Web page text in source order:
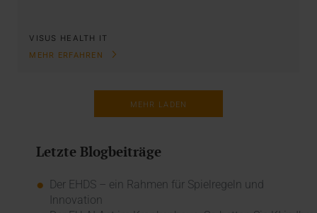
VISUS HEALTH IT
MEHR ERFAHREN
MEHR LADEN
Letzte Blogbeiträge
Der EHDS – ein Rahmen für Spielregeln und
Innovation